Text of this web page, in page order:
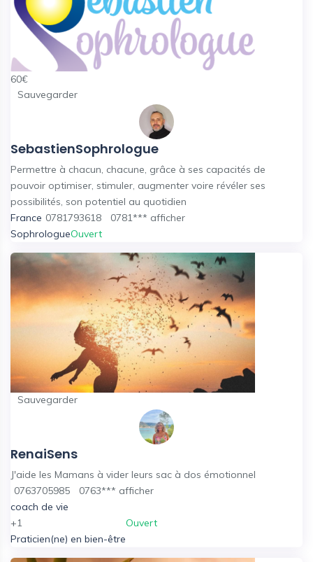
60€
Sauvegarder
SebastienSophrologue
Permettre à chacun, chacune, grâce à ses capacités de
pouvoir optimiser, stimuler, augmenter voire révéler ses
possibilités, son potentiel au quotidien
France 0781793618 0781*** afficher
SophrologueOuvert
Sauvegarder
RenaiSens
J'aide les Mamans à vider leurs sac à dos émotionnel
0763705985
0763*** afficher
coach de vie
+1
Praticien(ne) en bien-être
Ouvert